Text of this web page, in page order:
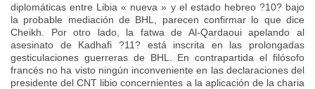
diplomáticas entre Libia « nueva » y el estado hebreo ?10? bajo
la probable mediación de BHL, parecen confirmar lo que dice
Cheikh. Por otro lado, la fatwa de Al-Qardaoui apelando al
asesinato de Kadhafi ?11? está inscrita en las prolongadas
gesticulaciones guerreras de BHL. En contrapartida el filósofo
francés no ha visto ningún inconveniente en las declaraciones del
presidente del CNT libio concernientes a la aplicación de la charia